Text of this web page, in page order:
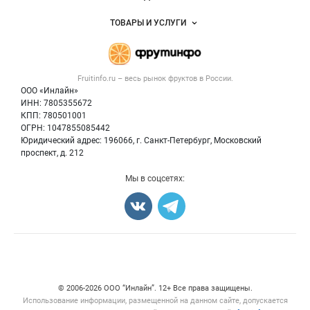
Fruitinfo.ru – весь рынок фруктовв России.
ООО «Инлайн»
ИНН: 7805355672
КПП: 780501001
ОГРН: 1047855085442
Юридический адрес: 196066, г. Санкт-Петербург, Московский
проспект, д. 212
Размещение рекламы
Публичная оферта
Контактная информация
Политика обработки персональных данных
Объявления
Новости рынка
ТОВАРЫ И УСЛУГИ
Готовая продукция
Овощи
Фрукты
Мы в соцсетях:
© 2006‑2026 ООО “Инлайн”. 12+ Все права защищены.
Использование информации, размещенной на данном сайте, допускается